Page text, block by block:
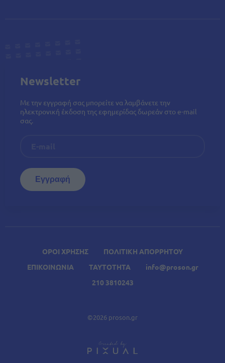
A Σχετικά Άρθρα
ΟΡΟΙ ΧΡΗΣΗΣ
ΠΟΛΙΤΙΚΗ ΑΠΟΡΡΗΤΟΥ
ΕΠΙΚΟΙΝΩΝΙΑ
ΤΑΥΤΟΤΗΤΑ
info@proson.gr
210 3810243
©2026 proson.gr
Newsletter
Με την εγγραφή σας μπορείτε να λαμβάνετε την
ηλεκτρονική έκδοση της εφημερίδας δωρεάν στο e-mail
σας.